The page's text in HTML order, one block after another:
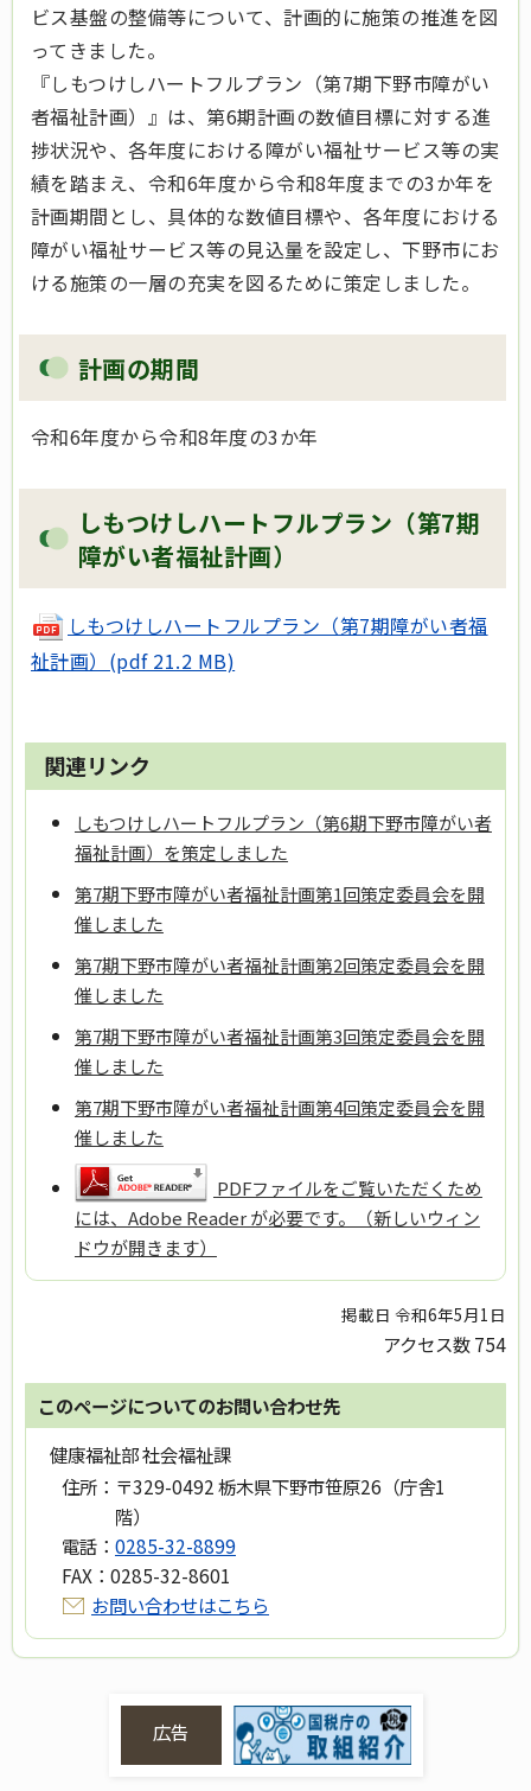
ビス基盤の整備等について、計画的に施策の推進を図
ってきました。
『しもつけしハートフルプラン（第7期下野市障がい
者福祉計画）』は、第6期計画の数値目標に対する進
捗状況や、各年度における障がい福祉サービス等の実
績を踏まえ、令和6年度から令和8年度までの3か年を
計画期間とし、具体的な数値目標や、各年度における
障がい福祉サービス等の見込量を設定し、下野市にお
ける施策の一層の充実を図るために策定しました。
計画の期間
令和6年度から令和8年度の3か年
しもつけしハートフルプラン（第7期
障がい者福祉計画）
しもつけしハートフルプラン（第7期障がい者福
祉計画）(pdf 21.2 MB)
関連リンク
しもつけしハートフルプラン（第6期下野市障がい者
福祉計画）を策定しました
第7期下野市障がい者福祉計画第1回策定委員会を開
催しました
第7期下野市障がい者福祉計画第2回策定委員会を開
催しました
第7期下野市障がい者福祉計画第3回策定委員会を開
催しました
第7期下野市障がい者福祉計画第4回策定委員会を開
催しました
PDFファイルをご覧いただくため
には、Adobe Reader が必要です。（新しいウィン
ドウが開きます）
掲載日 令和6年5月1日
アクセス数754
このページについてのお問い合わせ先
健康福祉部 社会福祉課
住所： 〒329-0492 栃木県下野市笹原26（庁舎1
階）
電話： 0285-32-8899
FAX： 0285-32-8601
お問い合わせはこちら
広告